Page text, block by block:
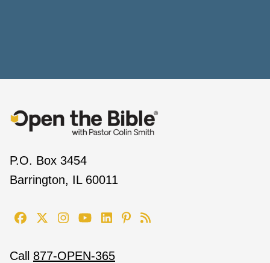
P.O. Box 3454
Barrington, IL 60011
Call 877-OPEN-365